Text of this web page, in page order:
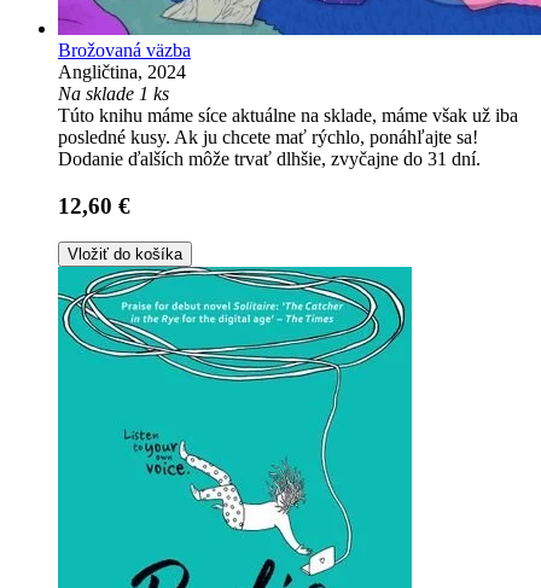
Brožovaná väzba
Angličtina, 2024
Na sklade 1 ks
Túto knihu máme síce aktuálne na sklade, máme však už iba
posledné kusy. Ak ju chcete mať rýchlo, ponáhľajte sa!
Dodanie ďalších môže trvať dlhšie, zvyčajne do 31 dní.
12,60 €
Vložiť do košíka